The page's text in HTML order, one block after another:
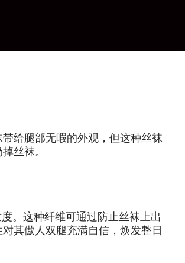
给腿部无暇的外观，但这种丝袜
丝袜。
。这种纤维可通过防止丝袜上出
其傲人双腿充满自信，焕发整日